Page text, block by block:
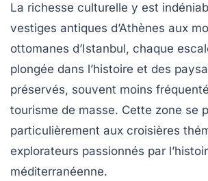
La richesse culturelle y est
vestiges antiques d’Athènes aux
ottomanes d’Istanbul, chaque
plongée dans l’histoire et des
préservés, souvent moins
tourisme de masse. Cette zone se
particulièrement aux croisières
explorateurs passionnés par
méditerranéenne.